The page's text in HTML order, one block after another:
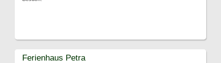
Ferienhaus Petra